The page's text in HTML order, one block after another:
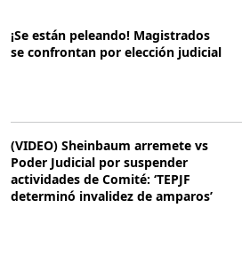
¡Se están peleando! Magistrados
se confrontan por elección judicial
(VIDEO) Sheinbaum arremete vs
Poder Judicial por suspender
actividades de Comité: ‘TEPJF
determinó invalidez de amparos’